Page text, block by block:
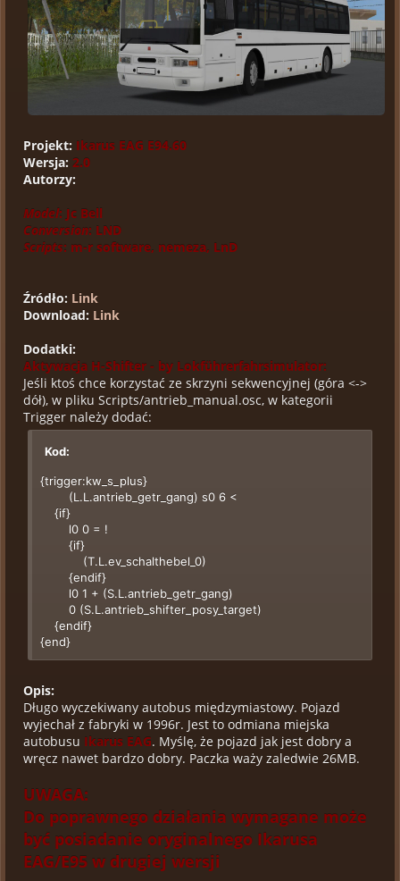
Projekt: Ikarus EAG E94.60
Wersja: 2.0
Autorzy:
Model: Jc Bell
Conversion: LND
Scripts: m-r software, nemeza, LnD
Źródło: Link
Download: Link
Dodatki:
Aktywacja H-Shifter - by Lokführerfahrsimulator:
Jeśli ktoś chce korzystać ze skrzyni sekwencyjnej (góra <->
dół), w pliku Scripts/antrieb_manual.osc, w kategorii
Trigger należy dodać:
Kod:
{trigger:kw_s_plus}
(L.L.antrieb_getr_gang) s0 6 <
{if}
l0 0 = !
{if}
(T.L.ev_schalthebel_0)
{endif}
l0 1 + (S.L.antrieb_getr_gang)
0 (S.L.antrieb_shifter_posy_target)
{endif}
{end}
(L.L.antrieb_getr_gang) s0 -1 >
{if}
l0 0 = !
{if}
(T.L.ev_schalthebel_0)
{endif}
l0 1 - (S.L.antrieb_getr_gang)
0 (S.L.antrieb_shifter_posy_target)
{endif}
{end}
Opis:
Długo wyczekiwany autobus międzymiastowy. Pojazd
wyjechał z fabryki w 1996r. Jest to odmiana miejska
autobusu Ikarus EAG. Myślę, że pojazd jak jest dobry a
wręcz nawet bardzo dobry. Paczka waży zaledwie 26MB.
UWAGA:
Do poprawnego działania wymagane może
być posiadanie oryginalnego Ikarusa
EAG/E95 w drugiej wersji